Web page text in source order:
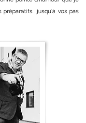
préparatifs jusqu'à vos pas